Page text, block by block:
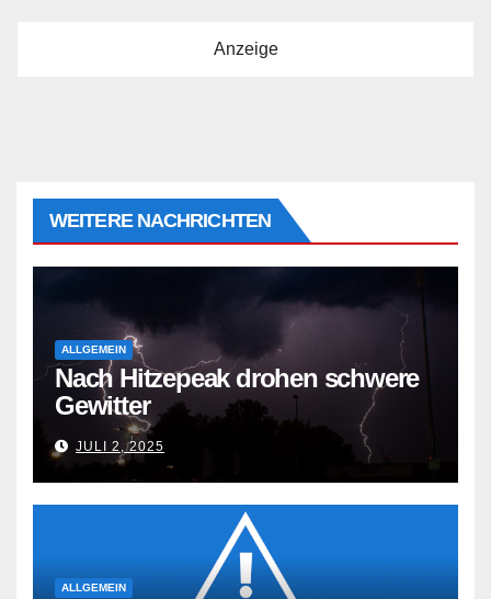
Anzeige
WEITERE NACHRICHTEN
ALLGEMEIN
Nach Hitzepeak drohen schwere
Gewitter
JULI 2, 2025
ALLGEMEIN